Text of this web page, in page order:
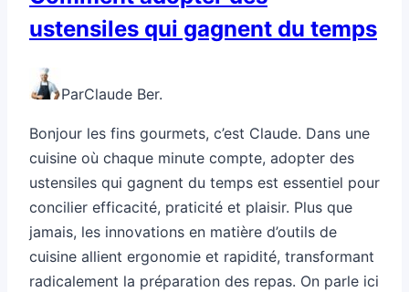
ustensiles qui gagnent du temps
ParClaude Ber.
Bonjour les fins gourmets, c’est Claude. Dans une
cuisine où chaque minute compte, adopter des
ustensiles qui gagnent du temps est essentiel pour
concilier efficacité, praticité et plaisir. Plus que
jamais, les innovations en matière d’outils de
cuisine allient ergonomie et rapidité, transformant
radicalement la préparation des repas. On parle ici